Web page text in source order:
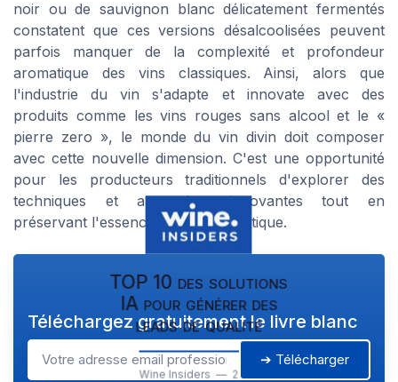
noir ou de sauvignon blanc délicatement fermentés
constatent que ces versions désalcoolisées peuvent
parfois manquer de la complexité et profondeur
aromatique des vins classiques. Ainsi, alors que
l'industrie du vin s'adapte et innovate avec des
produits comme les vins rouges sans alcool et le «
pierre zero », le monde du vin divin doit composer
avec cette nouvelle dimension. C'est une opportunité
pour les producteurs traditionnels d'explorer des
techniques et approches innovantes tout en
préservant l'essence du vin authentique.
TOP 10 des solutions
IA pour générer des
leads de qualité
Wine Insiders — 2026
Téléchargez gratuitement le livre blanc
➔ Télécharger